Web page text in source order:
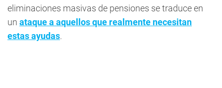
eliminaciones masivas de pensiones se traduce en
un ataque a aquellos que realmente necesitan
estas ayudas.